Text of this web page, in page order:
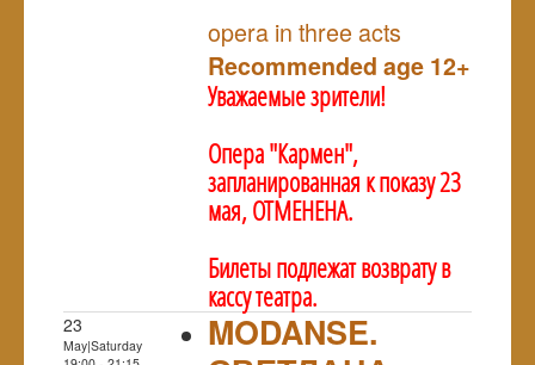
opera in three acts
Recommended age 12+
Уважаемые зрители!
Опера "Кармен",
запланированная к показу 23
мая, ОТМЕНЕНА.
Билеты подлежат возврату в
кассу театра.
23
May|Saturday
MODANSE.